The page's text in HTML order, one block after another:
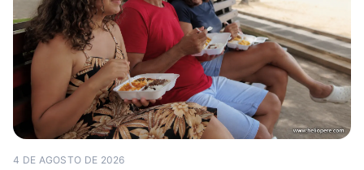
4 DE AGOSTO DE 2026